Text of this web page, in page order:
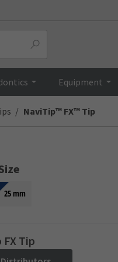
Equipment
NaviTip™ FX™ Tip
25 mm
Tip